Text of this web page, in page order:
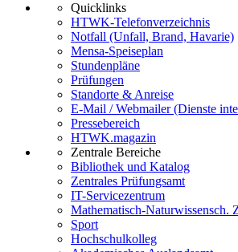
Quicklinks
HTWK-Telefonverzeichnis
Notfall (Unfall, Brand, Havarie)
Mensa-Speiseplan
Stundenpläne
Prüfungen
Standorte & Anreise
E-Mail / Webmailer (Dienste
Pressebereich
HTWK.magazin
Zentrale Bereiche
Bibliothek und Katalog
Zentrales Prüfungsamt
IT-Servicezentrum
Mathematisch-Naturwissensch.
Sport
Hochschulkolleg